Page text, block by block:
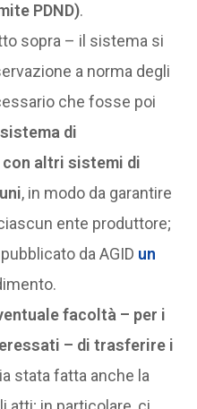
PDND).
sopra – il sistema si
a norma degli
che fosse poi
di
con altri sistemi di
, in modo da garantire
ente produttore;
da AGID un
facoltà – per i
– di trasferire i
stata fatta anche la